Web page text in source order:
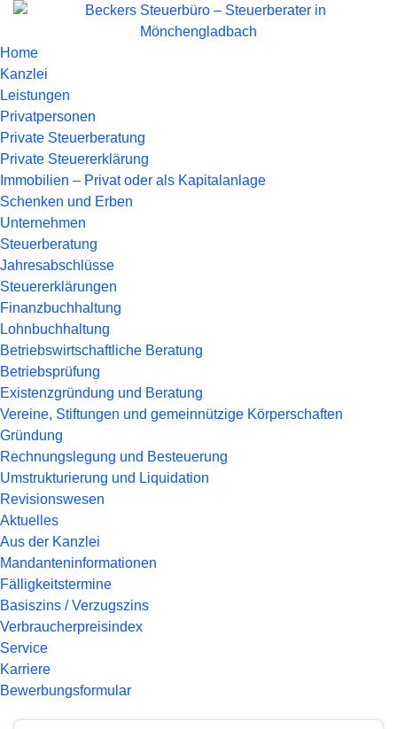
Home
Kanzlei
Leistungen
Privatpersonen
Private Steuerberatung
Private Steuererklärung
Immobilien – Privat oder als Kapitalanlage
Schenken und Erben
Unternehmen
Steuerberatung
Jahresabschlüsse
Steuererklärungen
Finanzbuchhaltung
Lohnbuchhaltung
Betriebswirtschaftliche Beratung
Betriebsprüfung
Existenzgründung und Beratung
Vereine, Stiftungen und gemeinnützige Körperschaften
Gründung
Rechnungslegung und Besteuerung
Umstrukturierung und Liquidation
Revisionswesen
Aktuelles
Aus der Kanzlei
Mandanteninformationen
Fälligkeitstermine
Basiszins / Verzugszins
Verbraucherpreisindex
Service
Karriere
Bewerbungsformular